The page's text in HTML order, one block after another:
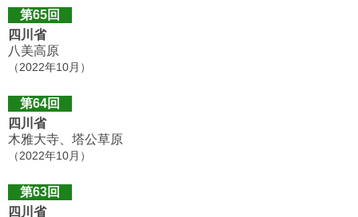
第65回
四川省
八美高原
（2022年10月）
第64回
四川省
木雅大寺、塔公草原
（2022年10月）
第63回
四川省